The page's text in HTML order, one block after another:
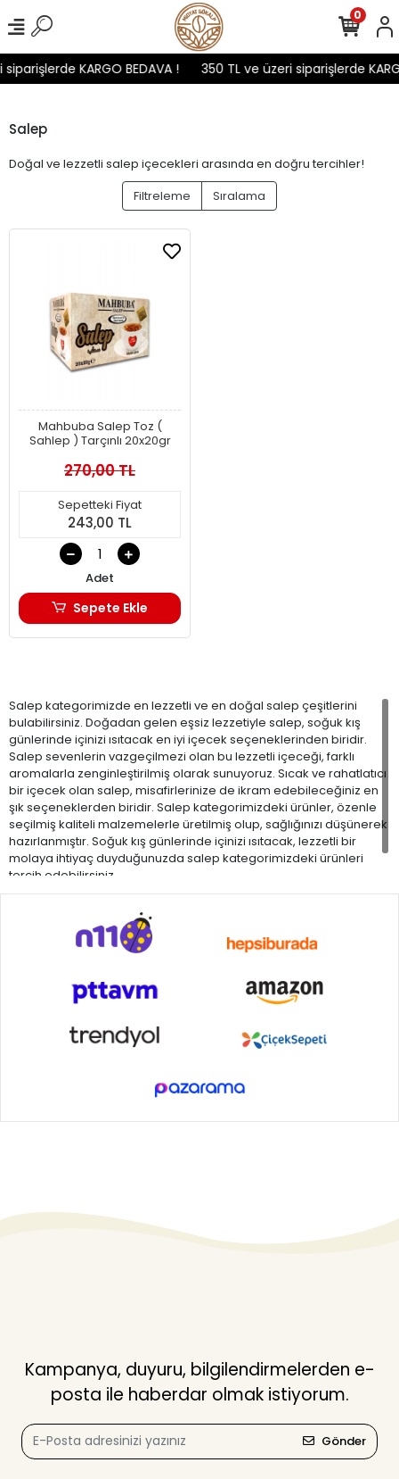
KARGO BEDAVA ! 350 TL ve üzeri siparişlerde
0
Salep
Doğal ve lezzetli salep içecekleri arasında en doğru tercihler!
Filtreleme
Sıralama
Mahbuba Salep Toz (
Sahlep ) Tarçınlı 20x20gr
270,00 TL
Sepetteki Fiyat
243,00 TL
Adet
Sepete Ekle
Salep kategorimizde en lezzetli ve en doğal salep çeşitlerini
bulabilirsiniz. Doğadan gelen eşsiz lezzetiyle salep, soğuk kış
günlerinde içinizi ısıtacak en iyi içecek seçeneklerinden biridir.
Salep sevenlerin vazgeçilmezi olan bu lezzetli içeceği, farklı
aromalarla zenginleştirilmiş olarak sunuyoruz. Sıcak ve rahatlatıcı
bir içecek olan salep, misafirlerinize de ikram edebileceğiniz en
şık seçeneklerden biridir. Salep kategorimizdeki ürünler, özenle
seçilmiş kaliteli malzemelerle üretilmiş olup, sağlığınızı düşünerek
hazırlanmıştır. Soğuk kış günlerinde içinizi ısıtacak, lezzetli bir
molaya ihtiyaç duyduğunuzda salep kategorimizdeki ürünleri
tercih edebilirsiniz.
Kampanya, duyuru, bilgilendirmelerden e-
posta ile haberdar olmak istiyorum.
Gönder